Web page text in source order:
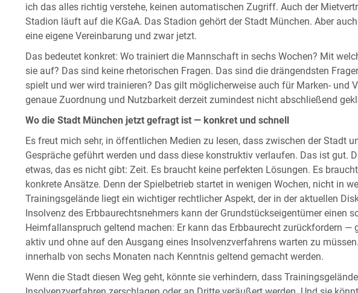
ich das alles richtig verstehe, keinen automatischen Zugriff. Auch der
Stadion läuft auf die KGaA. Das Stadion gehört der Stadt München. Aber
eine eigene Vereinbarung und zwar jetzt.
Das bedeutet konkret: Wo trainiert die Mannschaft in sechs Wochen? Mit
sie auf? Das sind keine rhetorischen Fragen. Das sind die drängendsten
spielt und wer wird trainieren? Das gilt möglicherweise auch für Marken- und
genaue Zuordnung und Nutzbarkeit derzeit zumindest nicht abschließend
Wo die Stadt München jetzt gefragt ist — konkret und schnell
Es freut mich sehr, in öffentlichen Medien zu lesen, dass zwischen der Stadt
Gespräche geführt werden und dass diese konstruktiv verlaufen. Das ist gut.
etwas, das es nicht gibt: Zeit. Es braucht keine perfekten Lösungen. Es
konkrete Ansätze. Denn der Spielbetrieb startet in wenigen Wochen, nicht in
Trainingsgelände liegt ein wichtiger rechtlicher Aspekt, der in der aktuellen
Insolvenz des Erbbaurechtsnehmers kann der Grundstückseigentümer einen
Heimfallanspruch geltend machen: Er kann das Erbbaurecht zurückfordern —
aktiv und ohne auf den Ausgang eines Insolvenzverfahrens warten zu
innerhalb von sechs Monaten nach Kenntnis geltend gemacht werden.
Wenn die Stadt diesen Weg geht, könnte sie verhindern, dass